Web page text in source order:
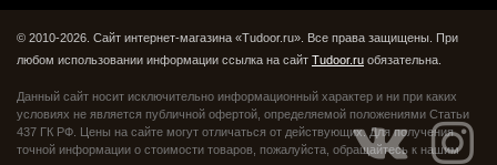
© 2010-2026. Сайт интернет-магазина «Tudoor.ru». Все права защищены. При
любом использовании информации ссылка на сайт Tudoor.ru обязательна.
Данный сайт носит исключительно информационный характер и ни при каких
условиях не является публичной офертой, определяемой положениями Статьи
437 ГК РФ. Цены на сайте могут отличаться от действующих. Для получения
точной информации о стоимости товаров, пожалуйста, обращайтесь к нашим